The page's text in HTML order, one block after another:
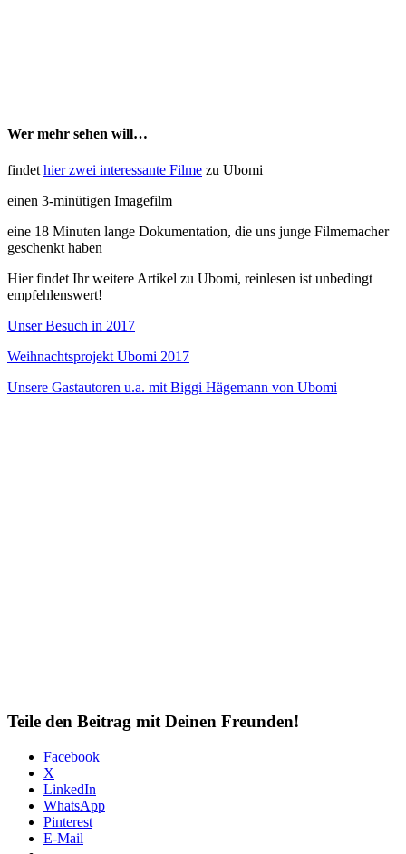
Wer mehr sehen will…
findet hier zwei interessante Filme zu Ubomi
einen 3-minütigen Imagefilm
eine 18 Minuten lange Dokumentation, die uns junge Filmemacher
geschenkt haben
Hier findet Ihr weitere Artikel zu Ubomi, reinlesen ist unbedingt
empfehlenswert!
Unser Besuch in 2017
Weihnachtsprojekt Ubomi 2017
Unsere Gastautoren u.a. mit Biggi Hägemann von Ubomi
Teile den Beitrag mit Deinen Freunden!
Facebook
X
LinkedIn
WhatsApp
Pinterest
E-Mail